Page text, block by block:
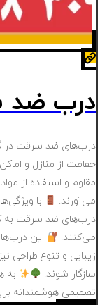
درب ضد
درب‌های ضد سرقت در
حفاظت از منازل و
مقاوم و استفاده از
می‌آورند.
با
درب‌های ضد سرقت به
می‌کنند.
این
زیبایی و تنوع طراحی
سازگار شوند.
به
تصمیمی هوشمندانه